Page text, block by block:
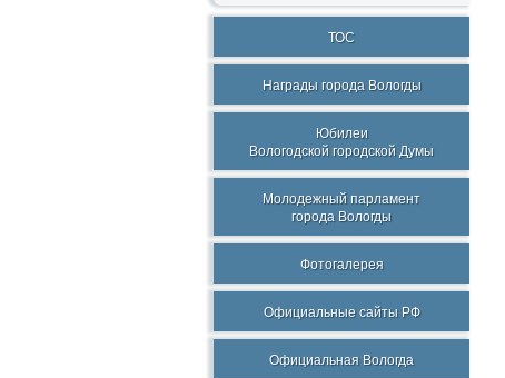
ТОС
Награды города Вологды
Юбилеи
Вологодской городской Думы
Молодежный парламент
города Вологды
Фотогалерея
Официальные сайты РФ
Официальная Вологда